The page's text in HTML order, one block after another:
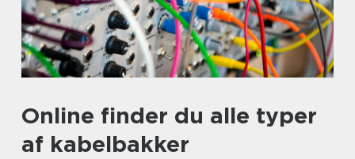
Online finder du alle typer
af kabelbakker